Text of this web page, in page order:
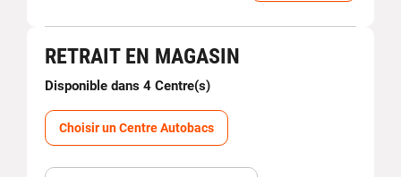
RETRAIT EN MAGASIN
Disponible dans 4 Centre(s)
Choisir un Centre Autobacs